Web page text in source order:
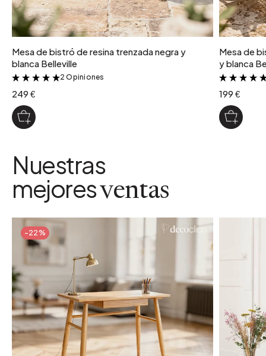
Mesa de bistró de resina trenzada negra y
blanca Belleville
&
2 Opiniones
249 €
Mesa de
y blanca
199 €
Nuestras
mejoresventas
-22%